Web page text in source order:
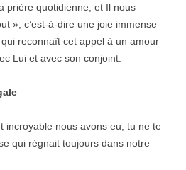
prière quotidienne, et Il nous
», c’est-à-dire une joie immense
reconnaît cet appel à un amour
Lui et avec son conjoint.
incroyable nous avons eu, tu ne te
qui régnait toujours dans notre